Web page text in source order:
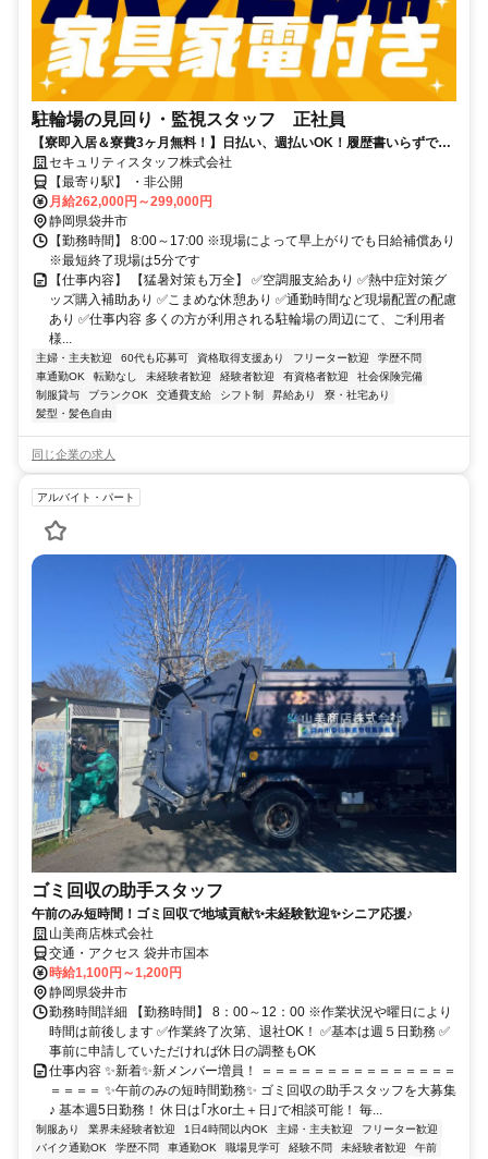
駐輪場の見回り・監視スタッフ 正社員
【寮即入居＆寮費3ヶ月無料！】日払い、週払いOK！履歴書いらずで採
用率99％で安定生活スタート！
セキュリティスタッフ株式会社
【最寄り駅】 ・非公開
月給262,000円～299,000円
静岡県袋井市
【勤務時間】 8:00～17:00 ※現場によって早上がりでも日給補償あり
※最短終了現場は5分です
【仕事内容】 【猛暑対策も万全】 ✅空調服支給あり ✅熱中症対策グ
ッズ購入補助あり ✅こまめな休憩あり ✅通勤時間など現場配置の配慮
あり ✅仕事内容 多くの方が利用される駐輪場の周辺にて、ご利用者
様...
主婦・主夫歓迎 60代も応募可 資格取得支援あり フリーター歓迎
学歴不問
車通勤OK
転勤なし 未経験者歓迎 経験者歓迎 有資格者歓迎
社会保険完備
制服貸与
ブランクOK 交通費支給 シフト制 昇給あり
寮・社宅あり
髪型・髪色自由
同じ企業の求人
アルバイト・パート
ゴミ回収の助手スタッフ
午前のみ短時間！ゴミ回収で地域貢献✨未経験歓迎✨シニア応援♪
山美商店株式会社
交通・アクセス 袋井市国本
時給1,100円～1,200円
静岡県袋井市
勤務時間詳細 【勤務時間】 8：00～12：00 ※作業状況や曜日により
時間は前後します ✅作業終了次第、退社OK！ ✅基本は週５日勤務 ✅
事前に申請していただければ休日の調整もOK
仕事内容 ✨新着✨新メンバー増員！ ＝＝＝＝＝＝＝＝＝＝＝＝＝＝＝
＝＝＝＝ ✨午前のみの短時間勤務✨ ゴミ回収の助手スタッフを大募集
♪ 基本週5日勤務！ 休日は｢水or土＋日｣で相談可能！ 毎...
制服あり 業界未経験者歓迎 1日4時間以内OK 主婦・主夫歓迎
フリーター歓迎
バイク通勤OK
学歴不問 車通勤OK 職場見学可 経験不問 未経験者歓迎
午前